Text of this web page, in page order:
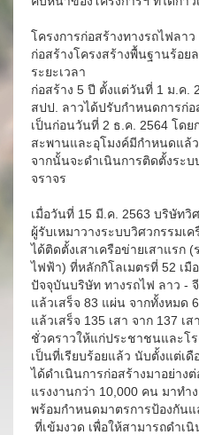
โครงการก่อสร้างทางรถไฟลา
ก่อสร้างโครงสร้างพื้นฐานร้อย
ระยะเวลา
ก่อสร้าง 5 ปี ตั้งแต่วันที่ 1 ม.ค.
สปป. ลาวได้ปรับกำหนดการก่อ
เป็นก่อนวันที่ 2 ธ.ค. 2564 โด
สะพานและอุโมงค์มีกำหนดแล้
จากนั้นจะดำเนินการติดตั้งระ
จราจร
เมื่อวันที่ 15 มี.ค. 2563 บริษัท
ผู้รับเหมาวางระบบวิศวกรรมเ
ได้ติดตั้งเสาเครือข่ายเสาแร
ไฟฟ้า) ที่หลักกิโลเมตรที่ 52 เมื
ปัจจุบันบริษัท ทางรถไฟ ลาว -
แล้วเสร็จ 83 แผ่น จากทั้งหมด
แล้วเสร็จ 135 เสา จาก 137 เ
ชั่วคราวให้แก่ประชาชนและโ
เป็นที่เรียบร้อยแล้ว นับตั้งแต่เ
ได้ดำเนินการก่อสร้างมาอย่าง
แรงงานกว่า 10,000 คน มาท
พร้อมกำหนดมาตรการป้องกัน
ที่เข้มงวด เพื่อให้สามารถดำเ